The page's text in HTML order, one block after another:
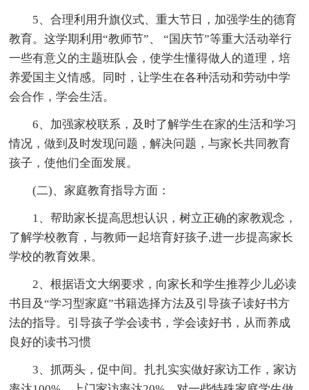
5、合理利用升旗仪式、重大节日，加强学生的德育
教育。这学期利用“教师节”、 “国庆节”等重大活动举行
一些有意义的主题班队会，使学生懂得做人的道理，培
养爱国主义情感。同时，让学生在各种活动和劳动中学
会合作，学会生活。
6、加强家校联系，及时了解学生在家的生活和学习
情况，做到及时发现问题，解决问题，与家长共同教育
孩子，使他们全面发展。
(二)、家庭教育指导方面：
1、帮助家长提高思想认识，树立正确的家教观念，
了解学校教育，与教师一起培育好孩子,进一步提高家长
学校的教育效果。
2、根据语文大纲要求，向家长和学生推荐少儿必读
书目及“学习型家庭”书籍选择方法及引导孩子读好书方
法的指导。引导孩子学会读书，学会读好书，从而养成
良好的读书习惯
3、抓两头，促中间。扎扎实实做好家访工作，家访